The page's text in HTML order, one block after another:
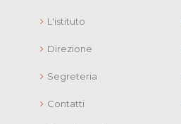
L'istituto
Direzione
Segreteria
Contatti